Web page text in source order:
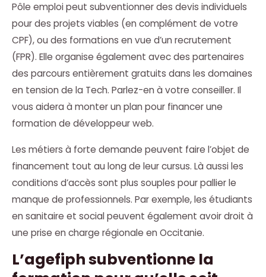
Pôle emploi peut subventionner des devis individuels
pour des projets viables (en complément de votre
CPF), ou des formations en vue d’un recrutement
(FPR). Elle organise également avec des partenaires
des parcours entièrement gratuits dans les domaines
en tension de la Tech. Parlez-en à votre conseiller. Il
vous aidera à monter un plan pour financer une
formation de développeur web.
Les métiers à forte demande peuvent faire l’objet de
financement tout au long de leur cursus. Là aussi les
conditions d’accès sont plus souples pour pallier le
manque de professionnels. Par exemple, les étudiants
en sanitaire et social peuvent également avoir droit à
une prise en charge régionale en Occitanie.
L’agefiph subventionne la